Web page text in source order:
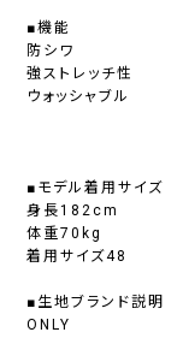
■機能
防シワ
強ストレッチ性
ウォッシャブル
■モデル着用サイズ
身長182cm
体重70kg
着用サイズ48
■生地ブランド説明
ONLY